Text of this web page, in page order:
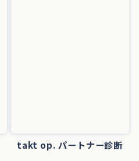
takt op. パートナー診断